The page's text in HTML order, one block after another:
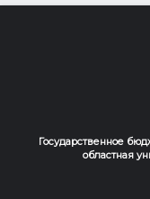
Государственное
областная